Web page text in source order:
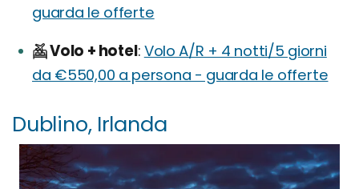
guarda le offerte
Volo + hotel Volo A/R + 4 notti/5 giorni
da €550,00 a persona - guarda le offerte
Dublino, Irlanda